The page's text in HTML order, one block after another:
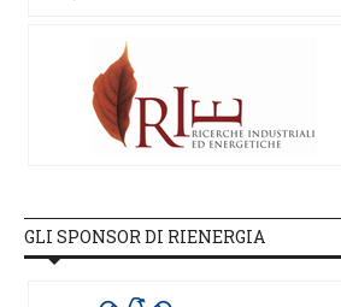
GLI SPONSOR DI RIENERGIA